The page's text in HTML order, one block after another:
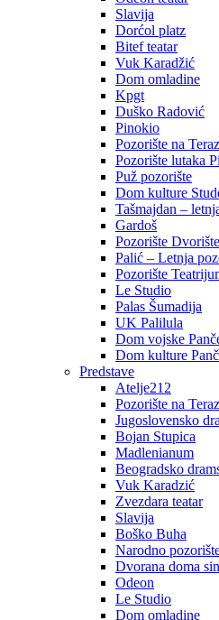
Slavija
Dorćol platz
Bitef teatar
Vuk Karadžić
Dom omladine
Kpgt
Duško Radović
Pinokio
Pozorište na
Pozorište lutaka
Puž pozorište
Dom kulture
Tašmajdan –
Gardoš
Pozorište
Palić – Letnja
Pozorište
Le Studio
Palas Šumadija
UK Palilula
Dom vojske
Dom kulture
Predstave
Atelje212
Pozorište na
Jugoslovensko
Bojan Stupica
Madlenianum
Beogradsko
Vuk Karadzić
Zvezdara teatar
Slavija
Boško Buha
Narodno
Dvorana doma
Odeon
Le Studio
Dom omladine